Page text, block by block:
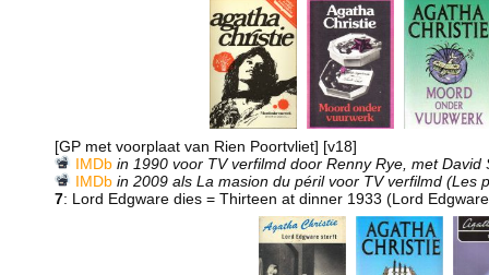
[GP met voorplaat van Rien Poortvliet] [v18]
IMDb in 1990 voor TV verfilmd door Renny Rye, met David
IMDb in 2009 als La masion du péril voor TV verfilmd (Les
7: Lord Edgware dies = Thirteen at dinner 1933 (Lord